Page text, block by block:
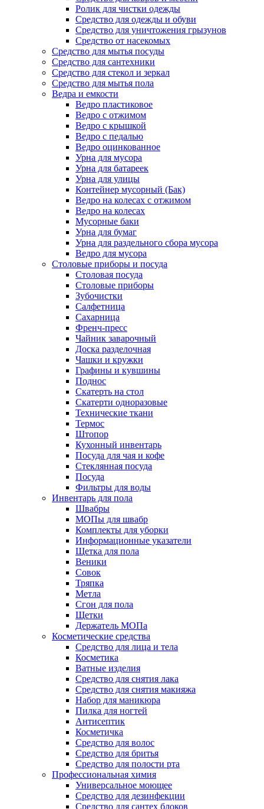
Ролик для чистки одежды
Средство для одежды и обуви
Средство для уничтожения грызунов
Средство от насекомых
Средство для мытья посуды
Средство для сантехники
Средство для стекол и зеркал
Средство для мытья пола
Ведра и емкости
Ведро пластиковое
Ведро с отжимом
Ведро с крышкой
Ведро с педалью
Ведро оцинкованное
Урна для мусора
Урна для батареек
Урна для улицы
Контейнер мусорный (Бак)
Ведро на колесах с отжимом
Ведро на колесах
Мусорные баки
Урна для бумаг
Урна для раздельного сбора мусора
Ведро для мусора
Столовые приборы и посуда
Столовая посуда
Столовые приборы
Зубочистки
Салфетница
Сахарница
Френч-пресс
Чайник заварочный
Доска разделочная
Чашки и кружки
Графины и кувшины
Поднос
Скатерть на стол
Скатерти одноразовые
Технические ткани
Термос
Штопор
Кухонный инвентарь
Посуда для чая и кофе
Стеклянная посуда
Посуда
Фильтры для воды
Инвентарь для пола
Швабры
МОПы для швабр
Комплекты для уборки
Информационные указатели
Щетка для пола
Веники
Совок
Тряпка
Метла
Сгон для пола
Щетки
Держатель МОПа
Косметические средства
Средство для лица и тела
Косметика
Ватные изделия
Средство для снятия лака
Средство для снятия макияжа
Набор для маникюра
Пилка для ногтей
Антисептик
Косметичка
Средство для волос
Средство для бритья
Средство для полости рта
Профессиональная химия
Универсальное моющее
Средство для дезинфекции
Средство для сантех блоков